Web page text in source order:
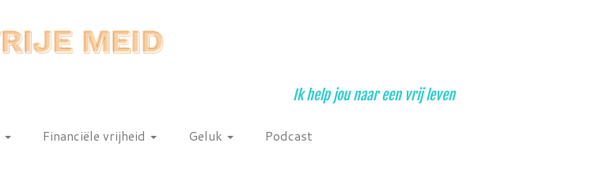
Ik help jou naar een vrij leven
Financiële vrijheid Geluk
Podcast